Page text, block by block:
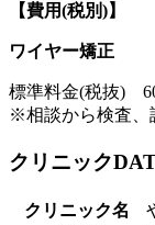
【費用(税別)】
ワイヤー矯正
標準料金(税抜)
※相談から検査、
クリニック
クリニック名